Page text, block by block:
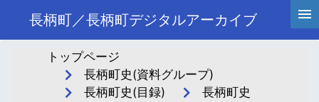
長柄町／長柄町デジタルアーカイブ
トップページ
長柄町史(資料グループ)
長柄町史(目録)
長柄町史